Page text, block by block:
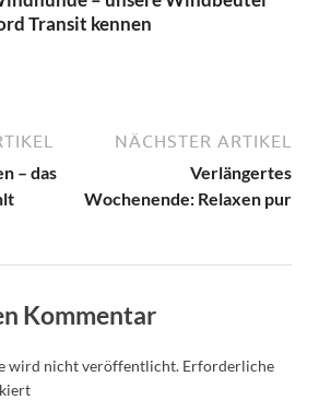
Transit kennen
– das
NÄCHSTER ARTIKEL
Verlängertes
Wochenende: Relaxen pur
Kommentar
wird nicht veröffentlicht. Erforderliche